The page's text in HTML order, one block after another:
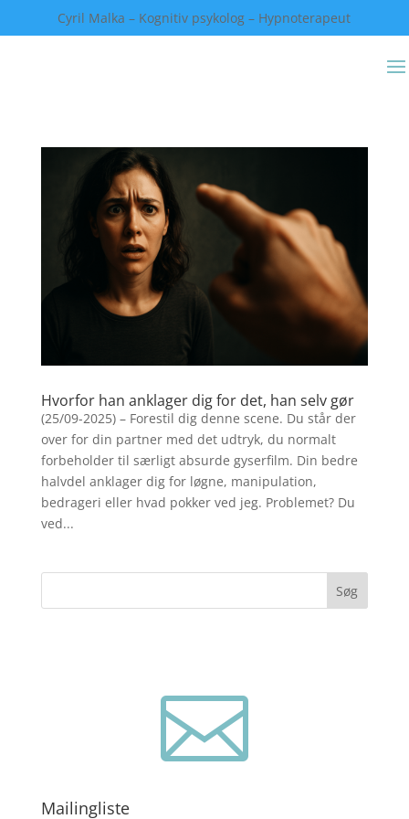
Cyril Malka – Kognitiv psykolog – Hypnoterapeut
Hvorfor han anklager dig for det, han selv gør
(25/09-2025) – Forestil dig denne scene. Du står der
over for din partner med det udtryk, du normalt
forbeholder til særligt absurde gyserfilm. Din bedre
halvdel anklager dig for løgne, manipulation,
bedrageri eller hvad pokker ved jeg. Problemet? Du
ved...
Søg

Mailingliste